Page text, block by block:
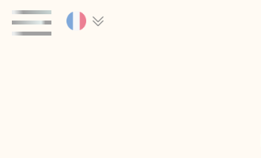
Panneau de gestion des cookies